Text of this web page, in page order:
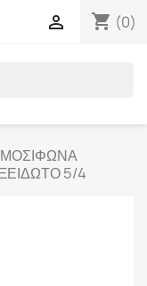
shopping_cart (0)

5/4